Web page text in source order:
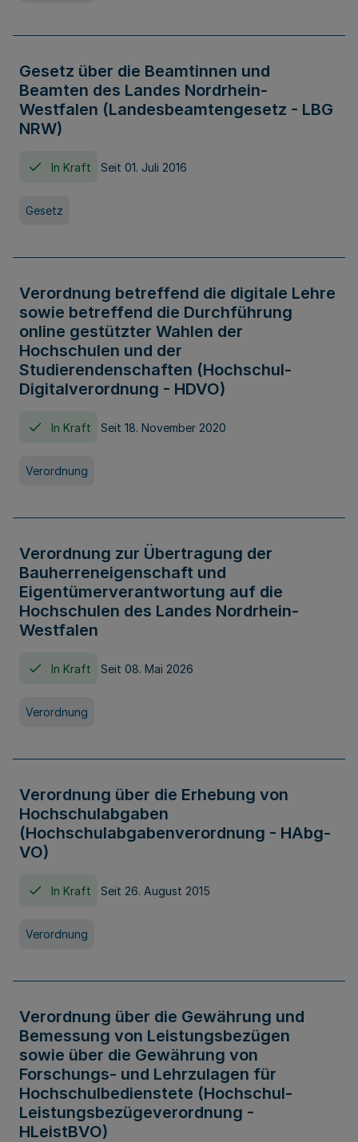
Gesetz über die Beamtinnen und
Beamten des Landes Nordrhein-
Westfalen (Landesbeamtengesetz - LBG
NRW)
In Kraft Seit 01. Juli 2016
Gesetz
Verordnung betreffend die digitale Lehre
sowie betreffend die Durchführung
online gestützter Wahlen der
Hochschulen und der
Studierendenschaften (Hochschul-
Digitalverordnung - HDVO)
In Kraft Seit 18. November 2020
Verordnung
Verordnung zur Übertragung der
Bauherreneigenschaft und
Eigentümerverantwortung auf die
Hochschulen des Landes Nordrhein-
Westfalen
In Kraft Seit 08. Mai 2026
Verordnung
Verordnung über die Erhebung von
Hochschulabgaben
(Hochschulabgabenverordnung - HAbg-
VO)
In Kraft Seit 26. August 2015
Verordnung
Verordnung über die Gewährung und
Bemessung von Leistungsbezügen
sowie über die Gewährung von
Forschungs- und Lehrzulagen für
Hochschulbedienstete (Hochschul-
Leistungsbezügeverordnung -
HLeistBVO)